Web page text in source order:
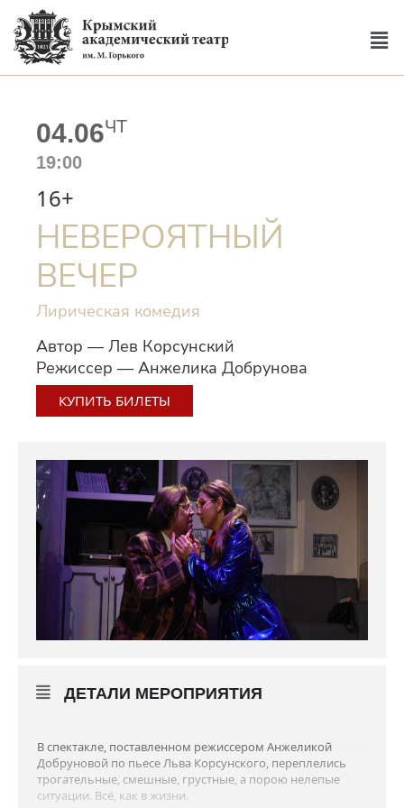
04.06ЧТ
19:00
16+
КУПИТЬ БИЛЕТЫ
Автор — Лев Корсунский
Режиссер — Анжелика Добрунова
НЕВЕРОЯТНЫЙ
ВЕЧЕР
Лирическая комедия
ДЕТАЛИ МЕРОПРИЯТИЯ
В спектакле, поставленном режиссером Анжеликой
Добруновой по пьесе Льва Корсунского, переплелись
трогательные, смешные, грустные, а порою нелепые
ситуации. Всё, как в жизни.